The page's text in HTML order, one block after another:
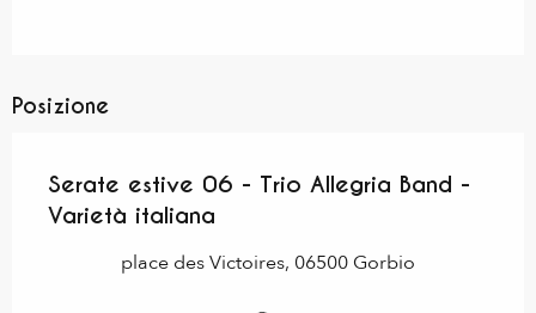
Posizione
Serate estive 06 - Trio Allegria Band -
Varietà italiana
place des Victoires, 06500 Gorbio